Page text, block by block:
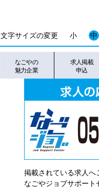
文字サイズの変更 小 中
なごやの
魅力企業
求人掲載
申込
掲載されている求人へ
なごやジョブサポート